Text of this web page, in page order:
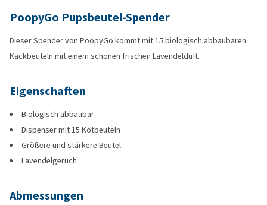
PoopyGo Pupsbeutel-Spender
Dieser Spender von PoopyGo kommt mit 15 biologisch abbaubaren
Kackbeuteln mit einem schönen frischen Lavendelduft.
Eigenschaften
Biologisch abbaubar
Dispenser mit 15 Kotbeuteln
Größere und stärkere Beutel
Lavendelgeruch
Abmessungen